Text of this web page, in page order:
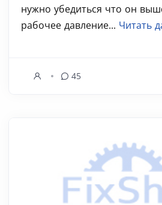
нужно убедиться что он
рабочее давление... Читать
45